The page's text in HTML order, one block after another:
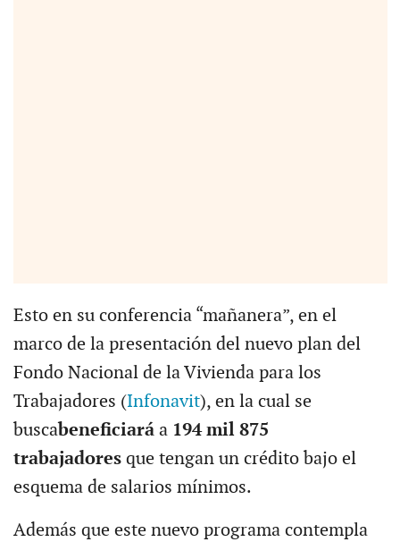
Esto en su conferencia “mañanera”, en el
marco de la presentación del nuevo plan del
Fondo Nacional de la Vivienda para los
Trabajadores (Infonavit), en la cual se
buscabeneficiaráa194 mil 875
trabajadores que tengan un crédito bajo el
esquema de salarios mínimos.
Además que este nuevo programa contempla